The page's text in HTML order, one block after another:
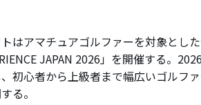
はアマチュアゴルファーを対象とし
JAPAN 2026」を開催する。
初心者から上級者まで幅広いゴルフ
る。